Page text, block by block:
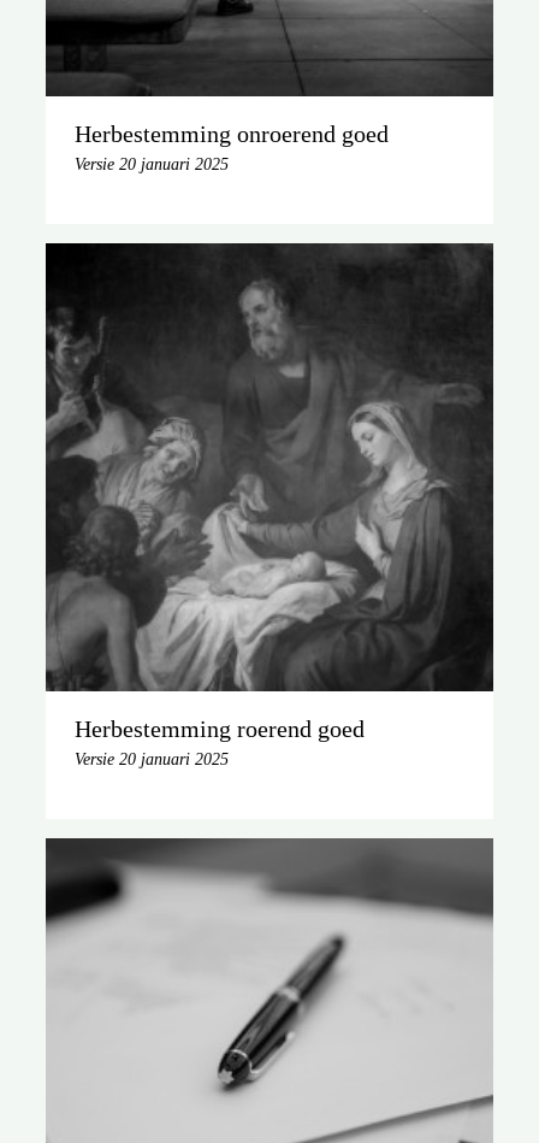
Herbestemming onroerend goed
Versie 20 januari 2025
Herbestemming roerend goed
Versie 20 januari 2025